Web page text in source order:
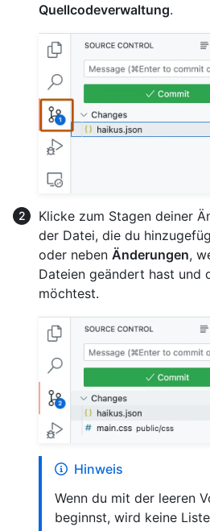
Quellcodeverwaltung.
Klicke zum Stagen deiner
der Datei, die du
oder neben Änderungen,
Dateien geändert hast und
möchtest.
Hinweis
Wenn du mit der leeren
beginnst, wird keine